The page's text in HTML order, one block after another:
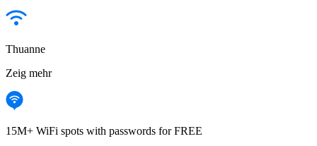
Thuanne
Zeig mehr
15M+ WiFi spots with passwords for FREE